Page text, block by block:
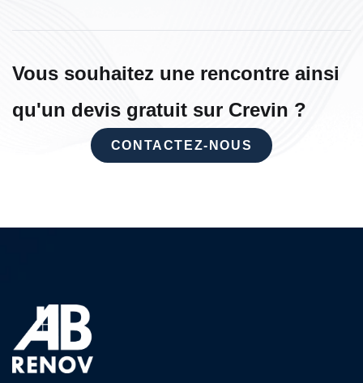
Vous souhaitez une rencontre ainsi
qu'un devis gratuit sur Crevin ?
CONTACTEZ-NOUS